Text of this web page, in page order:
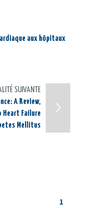
aux hôpitaux
SUIVANTE
A Review,
Failure
Mellitus
1